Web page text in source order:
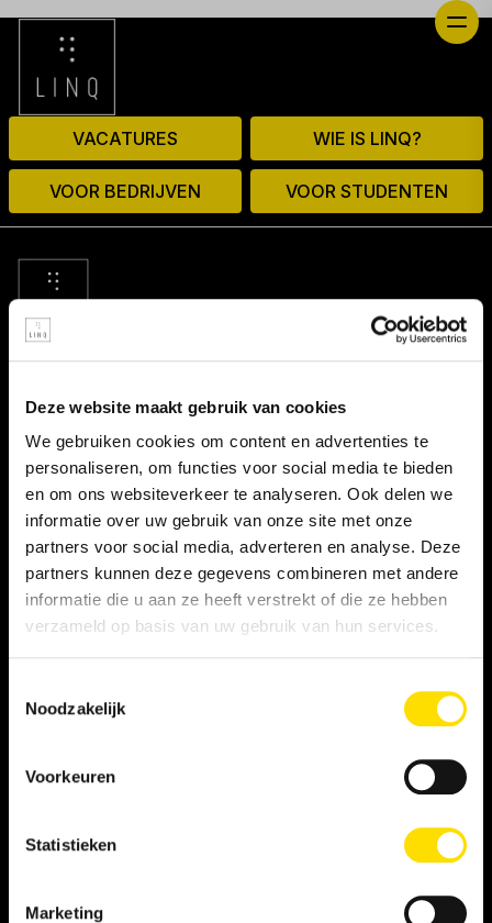
Deze website maakt gebruik van cookies
We gebruiken cookies om content en advertenties te
personaliseren, om functies voor social media te bieden
en om ons websiteverkeer te analyseren. Ook delen we
informatie over uw gebruik van onze site met onze
partners voor social media, adverteren en analyse. Deze
partners kunnen deze gegevens combineren met andere
informatie die u aan ze heeft verstrekt of die ze hebben
verzameld op basis van uw gebruik van hun services.
Noodzakelijk
Voorkeuren
Statistieken
Marketing
VACATURES WIE IS LINQ?
VOOR BEDRIJVEN VOOR STUDENTEN
LINKS
Algemene voorwaarden NBBU
Privacy statement
Persooneelsgids uitzendkrachten
Klacht indienen
WERKNEMER
Vacatures